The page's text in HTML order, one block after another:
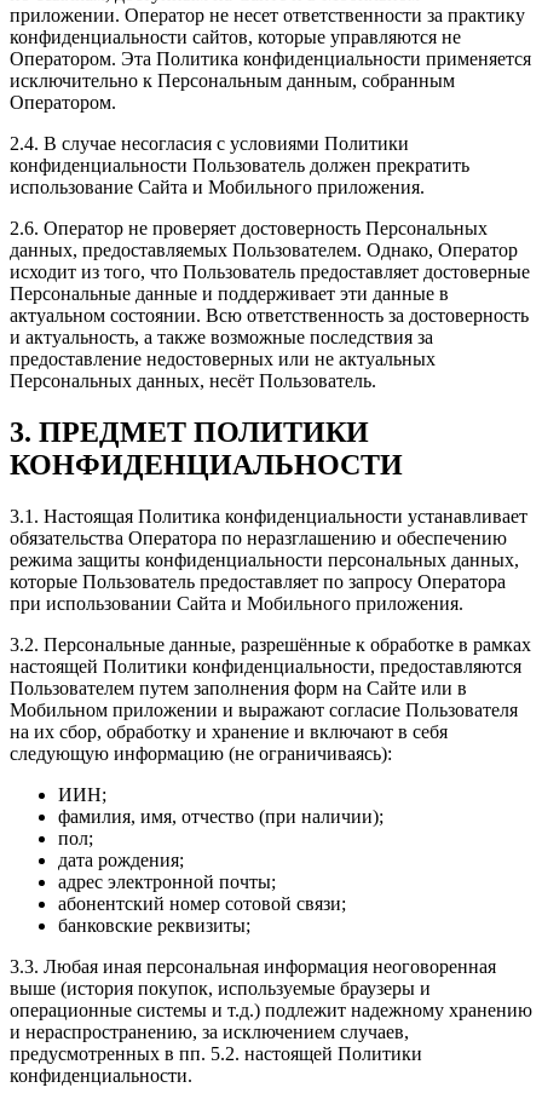
приложении. Оператор не несет ответственности за практику
конфиденциальности сайтов, которые управляются не
Оператором. Эта Политика конфиденциальности применяется
исключительно к Персональным данным, собранным
Оператором.
2.4. В случае несогласия с условиями Политики
конфиденциальности Пользователь должен прекратить
использование Сайта и Мобильного приложения.
2.6. Оператор не проверяет достоверность Персональных
данных, предоставляемых Пользователем. Однако, Оператор
исходит из того, что Пользователь предоставляет достоверные
Персональные данные и поддерживает эти данные в
актуальном состоянии. Всю ответственность за достоверность
и актуальность, а также возможные последствия за
предоставление недостоверных или не актуальных
Персональных данных, несёт Пользователь.
3. ПРЕДМЕТ ПОЛИТИКИ
КОНФИДЕНЦИАЛЬНОСТИ
3.1. Настоящая Политика конфиденциальности устанавливает
обязательства Оператора по неразглашению и обеспечению
режима защиты конфиденциальности персональных данных,
которые Пользователь предоставляет по запросу Оператора
при использовании Сайта и Мобильного приложения.
3.2. Персональные данные, разрешённые к обработке в рамках
настоящей Политики конфиденциальности, предоставляются
Пользователем путем заполнения форм на Сайте или в
Мобильном приложении и выражают согласие Пользователя
на их сбор, обработку и хранение и включают в себя
следующую информацию (не ограничиваясь):
ИИН;
фамилия, имя, отчество (при наличии);
пол;
дата рождения;
адрес электронной почты;
абонентский номер сотовой связи;
банковские реквизиты;
3.3. Любая иная персональная информация неоговоренная
выше (история покупок, используемые браузеры и
операционные системы и т.д.) подлежит надежному хранению
и нераспространению, за исключением случаев,
предусмотренных в пп. 5.2. настоящей Политики
конфиденциальности.